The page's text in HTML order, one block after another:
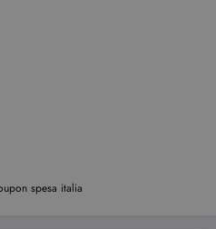
spesa italia